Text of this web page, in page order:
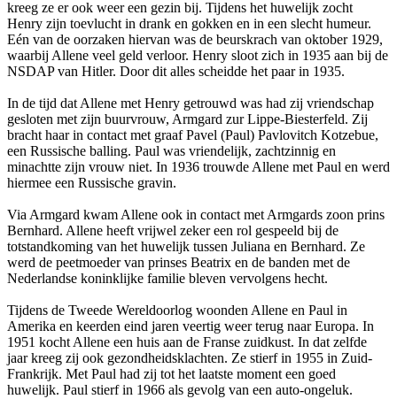
kreeg ze er ook weer een gezin bij. Tijdens het huwelijk zocht
Henry zijn toevlucht in drank en gokken en in een slecht humeur.
Eén van de oorzaken hiervan was de beurskrach van oktober 1929,
waarbij Allene veel geld verloor. Henry sloot zich in 1935 aan bij de
NSDAP van Hitler. Door dit alles scheidde het paar in 1935.
In de tijd dat Allene met Henry getrouwd was had zij vriendschap
gesloten met zijn buurvrouw, Armgard zur Lippe-Biesterfeld. Zij
bracht haar in contact met graaf Pavel (Paul) Pavlovitch Kotzebue,
een Russische balling. Paul was vriendelijk, zachtzinnig en
minachtte zijn vrouw niet. In 1936 trouwde Allene met Paul en werd
hiermee een Russische gravin.
Via Armgard kwam Allene ook in contact met Armgards zoon prins
Bernhard. Allene heeft vrijwel zeker een rol gespeeld bij de
totstandkoming van het huwelijk tussen Juliana en Bernhard. Ze
werd de peetmoeder van prinses Beatrix en de banden met de
Nederlandse koninklijke familie bleven vervolgens hecht.
Tijdens de Tweede Wereldoorlog woonden Allene en Paul in
Amerika en keerden eind jaren veertig weer terug naar Europa. In
1951 kocht Allene een huis aan de Franse zuidkust. In dat zelfde
jaar kreeg zij ook gezondheidsklachten. Ze stierf in 1955 in Zuid-
Frankrijk. Met Paul had zij tot het laatste moment een goed
huwelijk. Paul stierf in 1966 als gevolg van een auto-ongeluk.